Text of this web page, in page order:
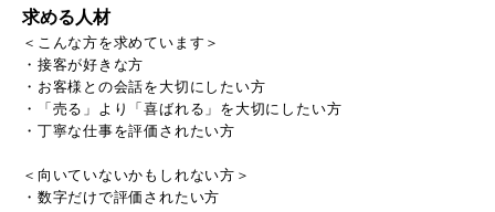
求める人材
＜こんな方を求めています＞
・接客が好きな方
・お客様との会話を大切にしたい方
・「売る」より「喜ばれる」を大切にしたい方
・丁寧な仕事を評価されたい方
＜向いていないかもしれない方＞
・数字だけで評価されたい方